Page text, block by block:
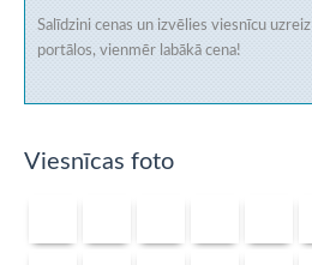
Salīdzini cenas un izvēlies viesnīcu uzreiz
portālos, vienmēr labākā cena!
Viesnīcas foto